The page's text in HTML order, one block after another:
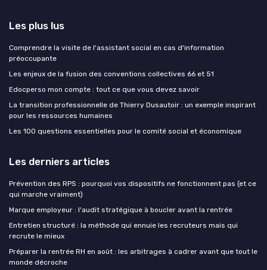
Les plus lus
Comprendre la visite de l'assistant social en cas d'information
préoccupante
Les enjeux de la fusion des conventions collectives 66 et 51
Edocperso mon compte : tout ce que vous devez savoir
La transition professionnelle de Thierry Dusautoir : un exemple inspirant
pour les ressources humaines
Les 100 questions essentielles pour le comité social et économique
Les derniers articles
Prévention des RPS : pourquoi vos dispositifs ne fonctionnent pas (et ce
qui marche vraiment)
Marque employeur : l'audit stratégique à boucler avant la rentrée
Entretien structuré : la méthode qui ennuie les recruteurs mais qui
recrute le mieux
Préparer la rentrée RH en août : les arbitrages à cadrer avant que tout le
monde décroche